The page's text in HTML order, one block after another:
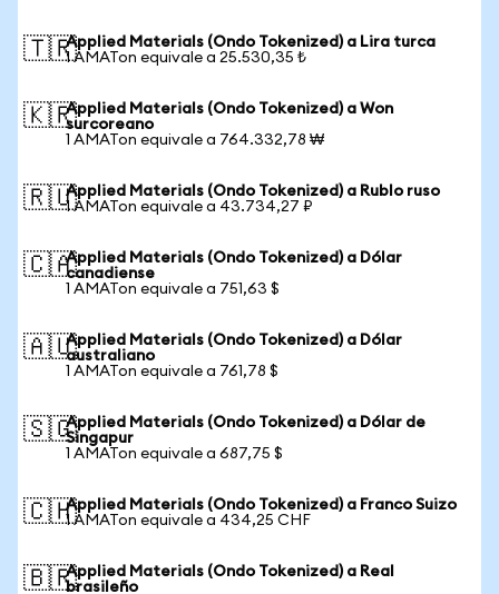
🇹🇷Applied Materials (Ondo Tokenized) a Lira turca
1 AMATon equivale a 25.530,35 ₺
🇰🇷Applied Materials (Ondo Tokenized) a Won
surcoreano
1 AMATon equivale a 764.332,78 ₩
🇷🇺Applied Materials (Ondo Tokenized) a Rublo ruso
1 AMATon equivale a 43.734,27 ₽
🇨🇦Applied Materials (Ondo Tokenized) a Dólar
canadiense
1 AMATon equivale a 751,63 $
🇦🇺Applied Materials (Ondo Tokenized) a Dólar
australiano
1 AMATon equivale a 761,78 $
🇸🇬Applied Materials (Ondo Tokenized) a Dólar de
Singapur
1 AMATon equivale a 687,75 $
🇨🇭Applied Materials (Ondo Tokenized) a Franco Suizo
1 AMATon equivale a 434,25 CHF
🇧🇷Applied Materials (Ondo Tokenized) a Real
brasileño